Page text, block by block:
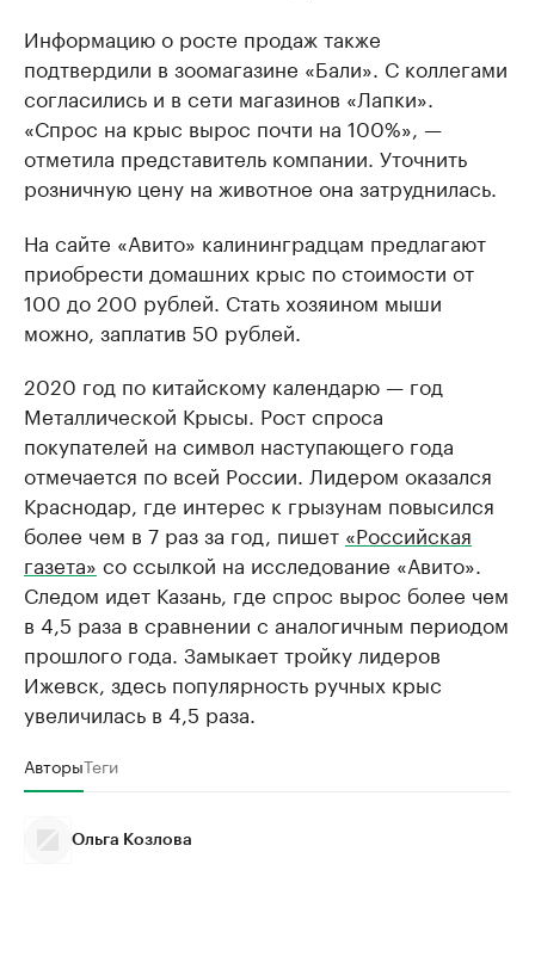
Информацию о росте продаж также
подтвердили в зоомагазине «Бали». С коллегами
согласились и в сети магазинов «Лапки».
«Спрос на крыс вырос почти на 100%», —
отметила представитель компании. Уточнить
розничную цену на животное она затруднилась.
На сайте «Авито» калининградцам предлагают
приобрести домашних крыс по стоимости от
100 до 200 рублей. Стать хозяином мыши
можно, заплатив 50 рублей.
2020 год по китайскому календарю — год
Металлической Крысы. Рост спроса
покупателей на символ наступающего года
отмечается по всей России. Лидером оказался
Краснодар, где интерес к грызунам повысился
более чем в 7 раз за год, пишет «Российская
газета» со ссылкой на исследование «Авито».
Следом идет Казань, где спрос вырос более чем
в 4,5 раза в сравнении с аналогичным периодом
прошлого года. Замыкает тройку лидеров
Ижевск, здесь популярность ручных крыс
увеличилась в 4,5 раза.
АвторыТеги
Ольга Козлова